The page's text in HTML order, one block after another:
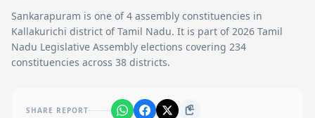
Sankarapuram is one of4 assembly constituencies in
Kallakurichi district of Tamil Nadu. It is part of 2026 Tamil
Nadu Legislative Assembly elections covering 234
constituencies across 38 districts.
SHARE REPORT